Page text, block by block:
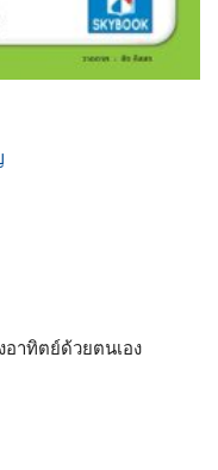
าทิตย์ด้วยตนเอง